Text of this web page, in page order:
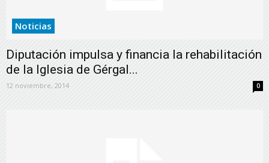
Noticias
Diputación impulsa y financia la rehabilitación
de la Iglesia de Gérgal...
12 noviembre, 2014 0